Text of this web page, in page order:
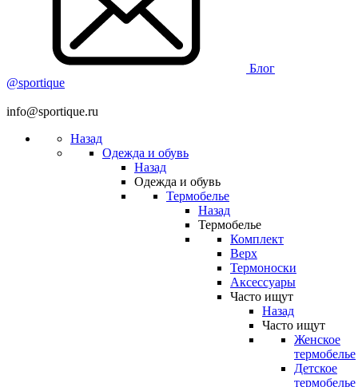
Блог
@sportique
info@sportique.ru
Назад
Одежда и обувь
Назад
Одежда и обувь
Термобелье
Назад
Термобелье
Комплект
Верх
Термоноски
Аксессуары
Часто ищут
Назад
Часто ищут
Женское
термобелье
Детское
термобелье